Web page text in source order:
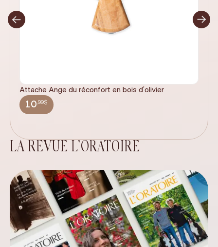
Attache Ange du réconfort en bois d'olivier
10,99$
LA REVUE L’ORATOIRE